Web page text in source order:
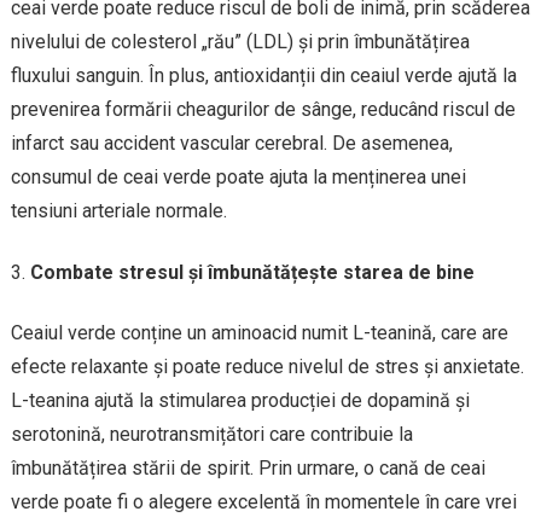
ceai verde poate reduce riscul de boli de inimă, prin scăderea
nivelului de colesterol „rău” (LDL) și prin îmbunătățirea
fluxului sanguin. În plus, antioxidanții din ceaiul verde ajută la
prevenirea formării cheagurilor de sânge, reducând riscul de
infarct sau accident vascular cerebral. De asemenea,
consumul de ceai verde poate ajuta la menținerea unei
tensiuni arteriale normale.
Combate stresul și îmbunătățește starea de bine
Ceaiul verde conține un aminoacid numit L-teanină, care are
efecte relaxante și poate reduce nivelul de stres și anxietate.
L-teanina ajută la stimularea producției de dopamină și
serotonină, neurotransmițători care contribuie la
îmbunătățirea stării de spirit. Prin urmare, o cană de ceai
verde poate fi o alegere excelentă în momentele în care vrei